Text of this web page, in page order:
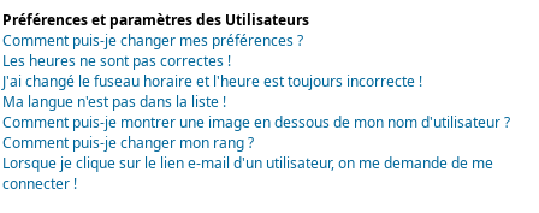
Préférences et paramètres des Utilisateurs
Comment puis-je changer mes préférences ?
Les heures ne sont pas correctes !
J'ai changé le fuseau horaire et l'heure est toujours incorrecte !
Ma langue n'est pas dans la liste !
Comment puis-je montrer une image en dessous de mon nom d'utilisateur ?
Comment puis-je changer mon rang ?
Lorsque je clique sur le lien e-mail d'un utilisateur, on me demande de me
connecter !